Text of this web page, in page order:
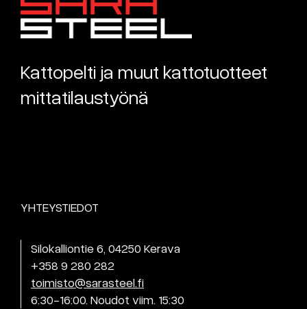
Kattopelti ja muut kattotuotteet
mittatilaustyönä
YHTEYSTIEDOT
Silokalliontie 6, 04250 Kerava
+358 9 280 282
toimisto@sarasteel.fi
6:30-16:00. Noudot viim. 15:30